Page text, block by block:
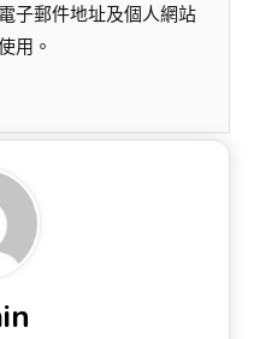
子郵件地址及個人網站
用。